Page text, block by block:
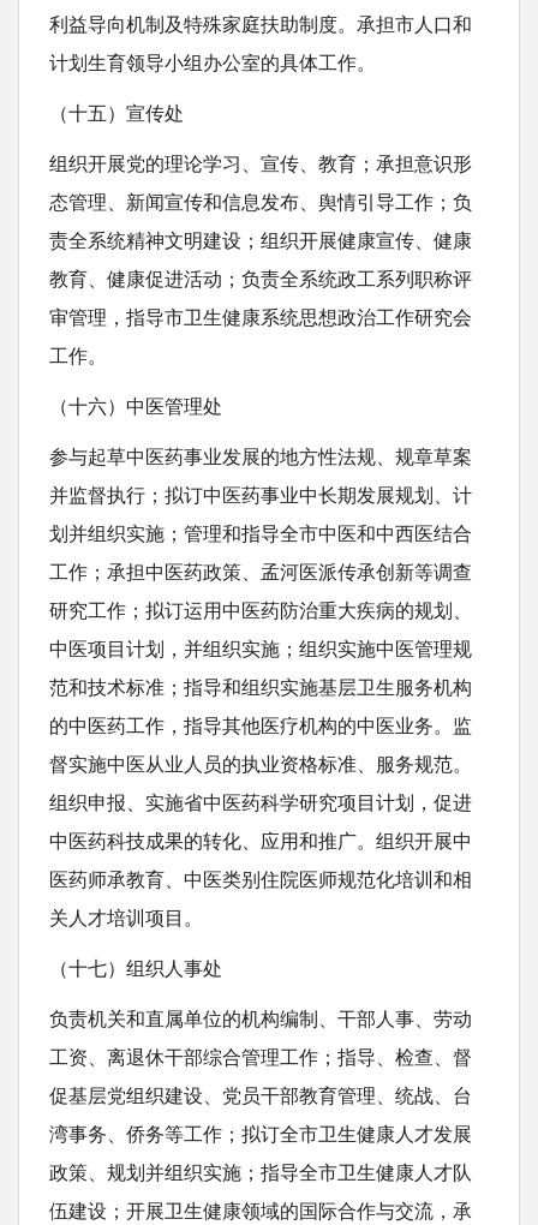
利益导向机制及特殊家庭扶助制度。承担市人口和
计划生育领导小组办公室的具体工作。
（十五）宣传处
组织开展党的理论学习、宣传、教育；承担意识形
态管理、新闻宣传和信息发布、舆情引导工作；负
责全系统精神文明建设；组织开展健康宣传、健康
教育、健康促进活动；负责全系统政工系列职称评
审管理，指导市卫生健康系统思想政治工作研究会
工作。
（十六）中医管理处
参与起草中医药事业发展的地方性法规、规章草案
并监督执行；拟订中医药事业中长期发展规划、计
划并组织实施；管理和指导全市中医和中西医结合
工作；承担中医药政策、孟河医派传承创新等调查
研究工作；拟订运用中医药防治重大疾病的规划、
中医项目计划，并组织实施；组织实施中医管理规
范和技术标准；指导和组织实施基层卫生服务机构
的中医药工作，指导其他医疗机构的中医业务。监
督实施中医从业人员的执业资格标准、服务规范。
组织申报、实施省中医药科学研究项目计划，促进
中医药科技成果的转化、应用和推广。组织开展中
医药师承教育、中医类别住院医师规范化培训和相
关人才培训项目。
（十七）组织人事处
负责机关和直属单位的机构编制、干部人事、劳动
工资、离退休干部综合管理工作；指导、检查、督
促基层党组织建设、党员干部教育管理、统战、台
湾事务、侨务等工作；拟订全市卫生健康人才发展
政策、规划并组织实施；指导全市卫生健康人才队
伍建设；开展卫生健康领域的国际合作与交流，承